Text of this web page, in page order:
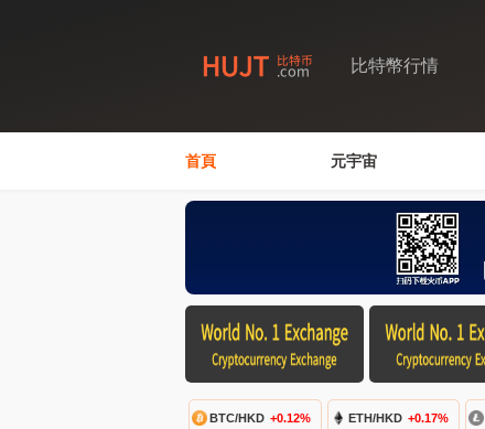
比特幣行情
首頁 元宇宙
BTC/HKD +0.12% ETH/HKD +0.17%